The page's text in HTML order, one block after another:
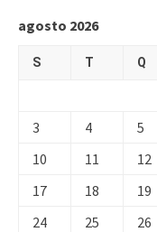
agosto 2026
S T Q
3
4 5
10
11 12
17
18 19
24
25 26